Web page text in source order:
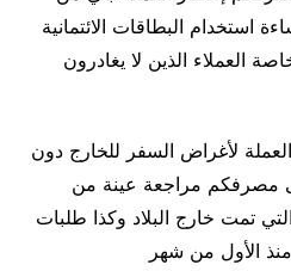
استخدام البطاقات الائتمانية
العملاء الذين لا يغادرون
لأغراض السفر للخارج دون
مصرفكم مراجعة عينة من
تمت خارج البلاد وكذا طلبات
الأول من شهر